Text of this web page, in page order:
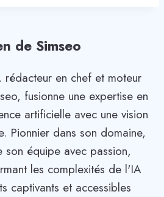
de Simseo
rédacteur en chef et moteur
fusionne une expertise en
artificielle avec une vision
Pionnier dans son domaine,
son équipe avec passion,
les complexités de l'IA
captivants et accessibles